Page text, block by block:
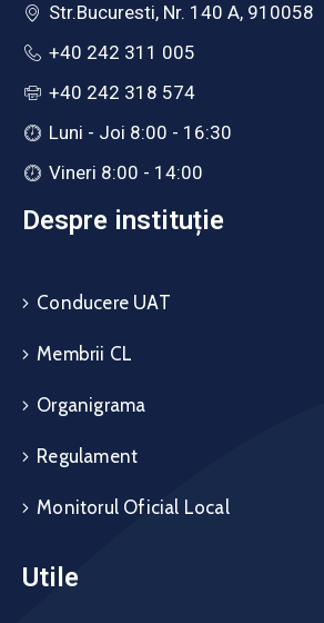
Str.Bucuresti, Nr. 140 A, 910058
+40 242 311 005
+40 242 318 574
Luni - Joi 8:00 - 16:30
Vineri 8:00 - 14:00
Despre instituție
Conducere UAT
Membrii CL
Organigrama
Regulament
Monitorul Oficial Local
Utile